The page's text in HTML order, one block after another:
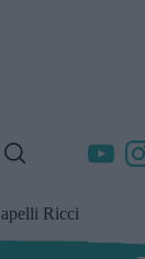
Ricci